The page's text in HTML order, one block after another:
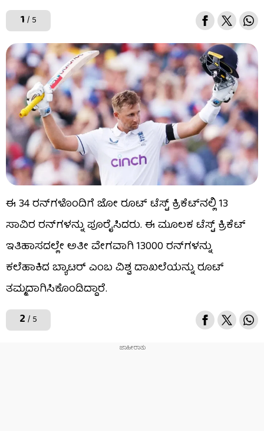
1 / 5
ಈ 34 ರನ್​ಗಳೊಂದಿಗೆ ಜೋ ರೂಟ್ ಟೆಸ್ಟ್ ಕ್ರಿಕೆಟ್​ನಲ್ಲಿ 13
ಸಾವಿರ ರನ್​ಗಳನ್ನು ಪೂರೈಸಿದರು. ಈ ಮೂಲಕ ಟೆಸ್ಟ್ ಕ್ರಿಕೆಟ್
ಇತಿಹಾಸದಲ್ಲೇ ಅತೀ ವೇಗವಾಗಿ 13000 ರನ್​ಗಳನ್ನು
ಕಲೆಹಾಕಿದ ಬ್ಯಾಟರ್ ಎಂಬ ವಿಶ್ವ ದಾಖಲೆಯನ್ನು ರೂಟ್
ತಮ್ಮದಾಗಿಸಿಕೊಂಡಿದ್ದಾರೆ.
2 / 5